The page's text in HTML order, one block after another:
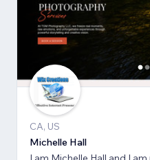
CA, US
Michelle Hall